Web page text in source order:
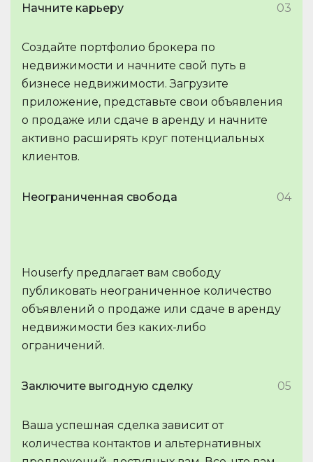
Начните карьеру 03
Создайте портфолио брокера по
недвижимости и начните свой путь в
бизнесе недвижимости. Загрузите
приложение, представьте свои объявления
о продаже или сдаче в аренду и начните
активно расширять круг потенциальных
клиентов.
Неограниченная свобода 04
Houserfy предлагает вам свободу
публиковать неограниченное количество
объявлений о продаже или сдаче в аренду
недвижимости без каких-либо
ограничений.
Заключите выгодную сделку 05
Ваша успешная сделка зависит от
количества контактов и альтернативных